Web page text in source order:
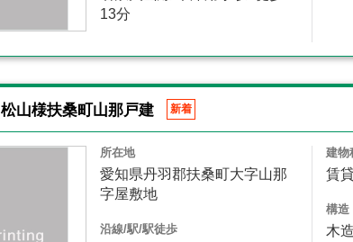
13分
松山様扶桑町山那戸建 新着
所在地
愛知県丹羽郡扶桑町大字山那
字屋敷地
沿線/駅/駅徒歩
建物
賃
構造
木造